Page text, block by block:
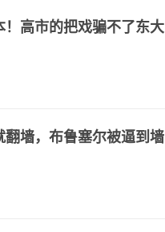
！高市的把戏骗不了东大
翻墙，布鲁塞尔被逼到墙